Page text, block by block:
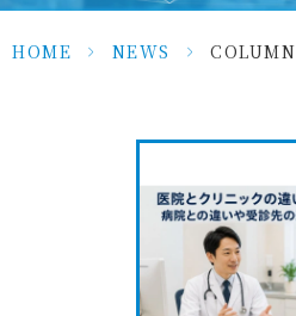
HOME > NEWS > COLUMN